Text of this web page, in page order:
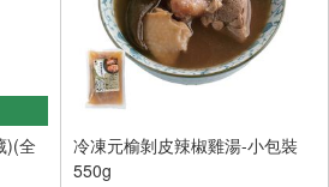
)(全
冷凍元榆剝皮辣椒雞湯-小包裝
550g